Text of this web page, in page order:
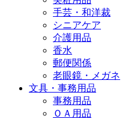
手芸・和洋裁
シニアケア
介護用品
香水
郵便関係
老眼鏡・メガネ
文具・事務用品
事務用品
ＯＡ用品